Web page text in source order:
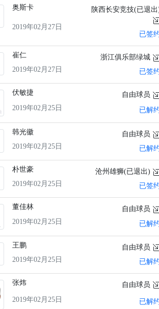
奥斯卡
2019年02月27日
陕西长安竞技(已退出
已签
崔仁
2019年02月27日
浙江俱乐部绿城
已签
伏敏捷
2019年02月25日
自由球员
已解
韩光徽
2019年02月25日
自由球员
已解
朴世豪
2019年02月25日
沧州雄狮(已退出)
已签
董佳林
2019年02月25日
自由球员
已解
王鹏
2019年02月25日
自由球员
已解
张炜
2019年02月25日
自由球员
已解